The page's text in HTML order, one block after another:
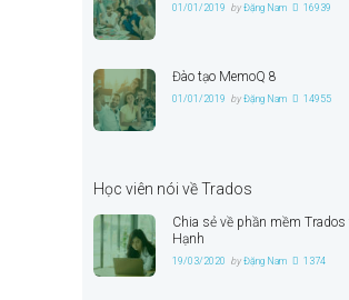
01/01/2019 byĐặng Nam 16939
Đào tạo MemoQ 8
01/01/2019 byĐặng Nam 14955
Học viên nói về Trados
Chia sẻ về phần mềm Trados
Hạnh
19/03/2020 byĐặng Nam 1374